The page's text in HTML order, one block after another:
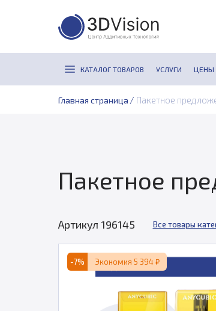
КАТАЛОГ ТОВАРОВ УСЛУГИ ЦЕНЫ
Главная страница / Пакетное
Пакетное
Артикул 196145 Все товары
-7% Экономия 5 394 ₽